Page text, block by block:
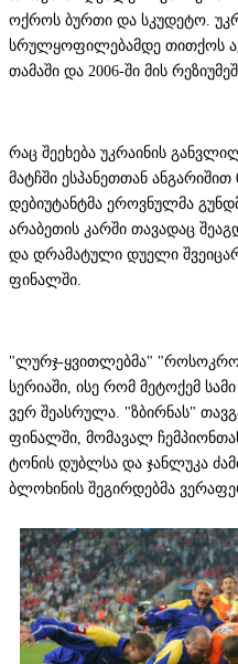
ოქროს ბურთი და სკუდეტო.
სრულყოფილებამდე თითქოს
თამაში და 2006-ში მის
რაც შეეხება უკრაინის
მატჩში ესპანეთთან ანგარიშით
დებიუტანტმა ეროვნულმა
არაბეთის კარში თავადაც
და დრამატული დუელი
ფინალში.
"ლურჯ-ყვითლებმა"
სერიაში, ისე რომ მეტოქემ
ვერ შეასრულა. "ზბირნას"
ფინალში, მომავალ
ტონის დუბლსა და ჯანლუკა
ბლოხინის შეგირდებმა